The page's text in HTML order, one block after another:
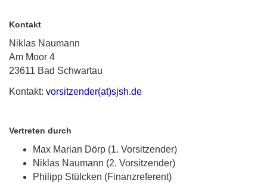
Kontakt
Niklas Naumann
Am Moor 4
23611 Bad Schwartau
Kontakt: vorsitzender(at)sjsh.de
Vertreten durch
Max Marian Dörp (1. Vorsitzender)
Niklas Naumann (2. Vorsitzender)
Philipp Stülcken (Finanzreferent)